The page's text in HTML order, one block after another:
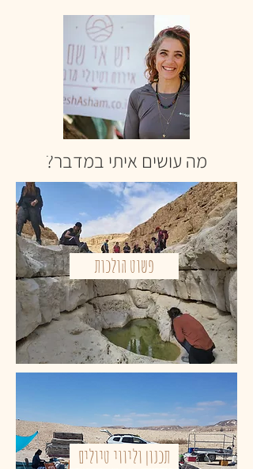
מה עושים איתי במדבר?
פשוט הולכות
תכנון וליווי טיולים